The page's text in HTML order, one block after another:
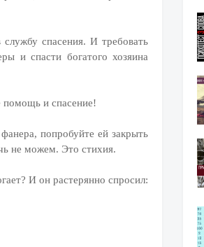
спасения. И требовать
и спасти богатого хозяина
помощь и спасение!
попробуйте ей закрыть
не можем. Это стихия.
И он растерянно спросил: